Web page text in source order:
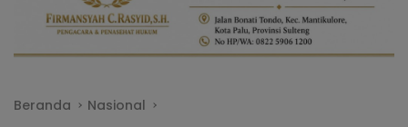
Beranda Nasional